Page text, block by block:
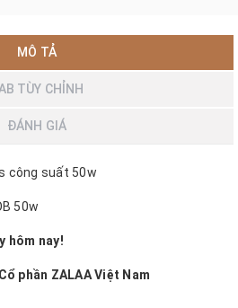
MÔ TẢ
TÙY CHỈNH
ĐÁNH GIÁ
công suất 50w
50w
hôm nay!
phần ZALAA Việt Nam